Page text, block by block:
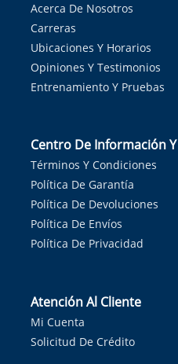
Acerca De Nosotros
Carreras
Ubicaciones Y Horarios
Opiniones Y Testimonios
Entrenamiento Y Pruebas
Centro De Información
Términos Y Condiciones
Política De Garantía
Política De Devoluciones
Política De Envíos
Política De Privacidad
Atención Al Cliente
Mi Cuenta
Solicitud De Crédito